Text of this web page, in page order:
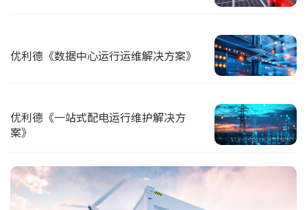
优利德《数据中心运行运维解决方案》
优利德《一站式配电运行维护解决方
案》